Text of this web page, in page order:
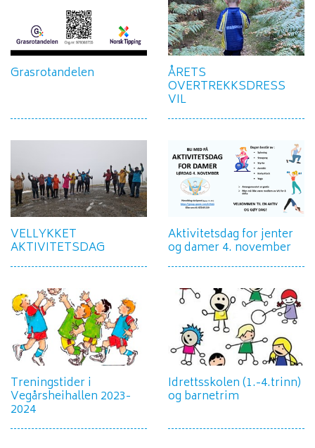
Grasrotandelen ÅRETS
OVERTREKKSDRESS
VIL
VELLYKKET
AKTIVITETSDAG
Aktivitetsdag for jenter
og damer 4. november
Treningstider i
Vegårsheihallen 2023-
2024
Idrettsskolen (1.-4.trinn)
og barnetrim